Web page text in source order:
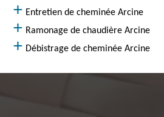
Entretien de cheminée Arcine
Ramonage de chaudière Arcine
Débistrage de cheminée Arcine